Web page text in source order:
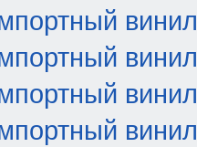
винил
винил
винил
винил